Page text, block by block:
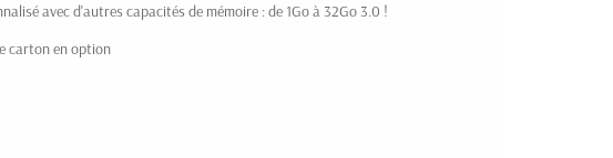
avec d'autres capacités de mémoire : de 1Go à 32Go 3.0 !
carton en option